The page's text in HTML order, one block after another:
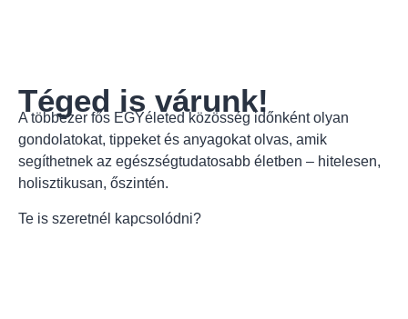
Téged is várunk!
A többezer fős EGYéleted közösség időnként olyan
gondolatokat, tippeket és anyagokat olvas, amik
segíthetnek az egészségtudatosabb életben – hitelesen,
holisztikusan, őszintén.
Te is szeretnél kapcsolódni?